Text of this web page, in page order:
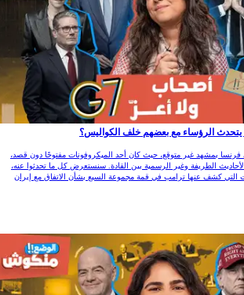
الرؤساء مع بعضهم خلف الكواليس؟
بمشهد غير متوقع، حيث كان أحد الميكروفونات مفتوحًا دون قصد،
الطريفة وغير الرسمية بين القادة. سنستعرض كل ما تحدثوا عنه،
كشف عنها ترامب في قمة مجموعة السبع بشأن الاتفاق مع إيران